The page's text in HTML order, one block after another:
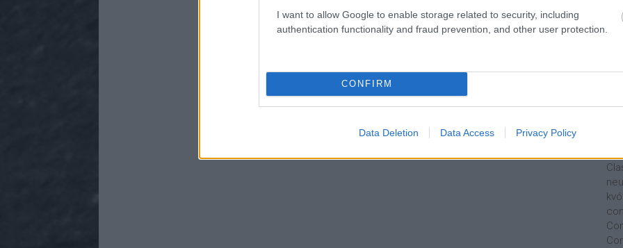
I want to allow Google to enable storage related to security, including
authentication functionality and fraud prevention, and other user protection.
CONFIRM
Data Deletion Data Access Privacy Policy